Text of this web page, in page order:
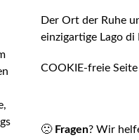
Der Ort der Ruhe
einzigartige Lago di
COOKIE-freie
🙁 Fragen? Wir